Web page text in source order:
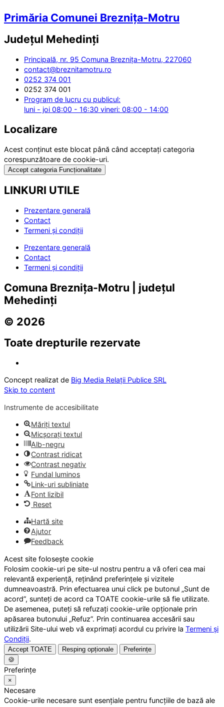
Primăria Comunei Breznița-Motru
Județul Mehedinți
Principală, nr. 95 Comuna Breznița-Motru, 227060
contact@breznitamotru.ro
0252 374 001
0252 374 001
Program de lucru cu publicul:
luni - joi 08:00 - 16:30 vineri: 08:00 - 14:00
Localizare
Acest conținut este blocat până când acceptați categoria
corespunzătoare de cookie-uri.
Accept categoria Funcționalitate
LINKURI UTILE
Prezentare generală
Contact
Termeni și condiții
Prezentare generală
Contact
Termeni și condiții
Comuna Breznița-Motru | județul
Mehedinți
© 2026
Toate drepturile rezervate
Concept realizat de Big Media Relații Publice SRL
Skip to content
Instrumente de accesibilitate
Măriți textul
Micșorați textul
Alb-negru
Contrast ridicat
Contrast negativ
Fundal luminos
Link-uri subliniate
Font lizibil
Reset
Hartă site
Ajutor
Feedback
Acest site folosește cookie
Folosim cookie-uri pe site-ul nostru pentru a vă oferi cea mai
relevantă experiență, reținând preferințele și vizitele
dumneavoastră. Prin efectuarea unui click pe butonul „Sunt de
acord”, sunteți de acord ca TOATE cookie-urile să fie utilizate.
De asemenea, puteți să refuzați cookie-urile opționale prin
apăsarea butonului „Refuz”. Prin continuarea accesării sau
utilizării Site-ului web vă exprimați acordul cu privire la Termeni și
Condiții.
Accept TOATE Resping opționale
Preferințe
🍪
Preferințe
×
Necesare
Cookie-urile necesare sunt esențiale pentru funcțiile de bază ale